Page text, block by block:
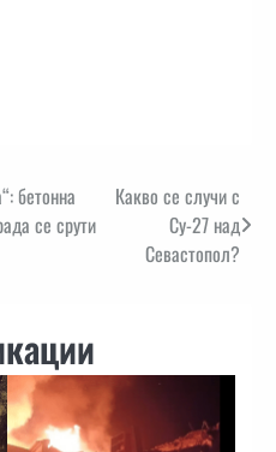
бетонна
се срути
Какво се случи с
Су-27 над
Севастопол?